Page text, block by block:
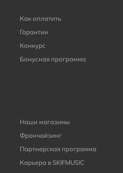
Как оплатить
Гарантии
Конкурс
Бонусная программа
Наши магазины
Франчайзинг
Партнерская программа
Карьера в SKIFMUSIC